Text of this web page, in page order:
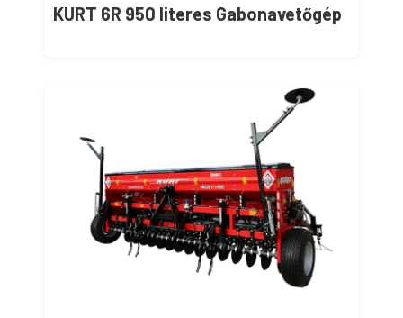
KURT 6R 950 literes Gabonavetőgép